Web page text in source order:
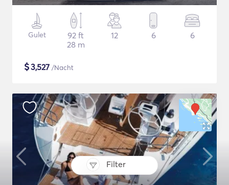
Filter
Gulet
92 ft
28 m
12 6 6
$3,527 /Nacht